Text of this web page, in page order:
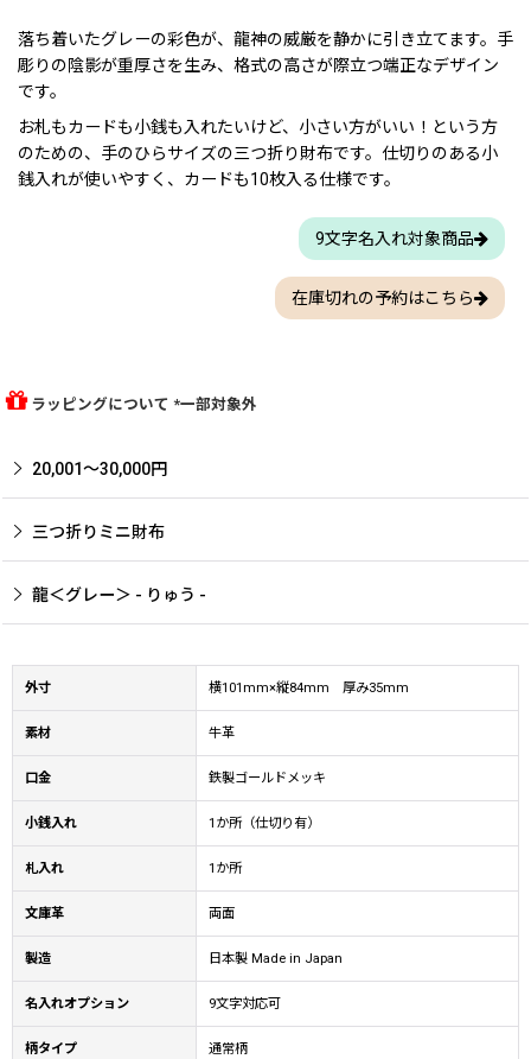
落ち着いたグレーの彩色が、龍神の威厳を静かに引き立てます。手
彫りの陰影が重厚さを生み、格式の高さが際立つ端正なデザイン
です。
お札もカードも小銭も入れたいけど、小さい方がいい！という方
のための、手のひらサイズの三つ折り財布です。仕切りのある小
銭入れが使いやすく、カードも10枚入る仕様です。
9文字名入れ対象商品
在庫切れの予約はこちら
ラッピングについて *一部対象外
20,001〜30,000円
三つ折りミニ財布
龍＜グレー＞ - りゅう -
外寸 横101mm×縦84mm 厚み35mm
素材 牛革
口金 鉄製ゴールドメッキ
小銭入れ 1か所（仕切り有）
札入れ 1か所
文庫革 両面
製造 日本製 Made in Japan
名入れオプション 9文字対応可
柄タイプ 通常柄